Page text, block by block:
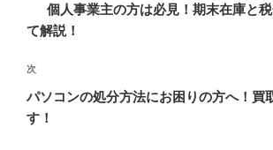
ナ
ー
シ
の
稿
個人事業主の方は必見！期末在庫と
て解説！
次
の
投
次
パソコンの処分方法にお困りの方へ！買
す！